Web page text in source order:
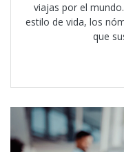
viajas por el
estilo de vida, los
que